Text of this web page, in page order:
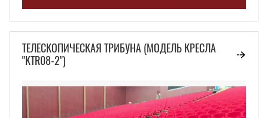
ТЕЛЕСКОПИЧЕСКАЯ ТРИБУНА (МОДЕЛЬ КРЕСЛА
"KTR08-2")